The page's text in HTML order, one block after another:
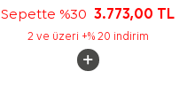
Sepette %30 3.773,00 TL
2 ve üzeri +% 20 indirim